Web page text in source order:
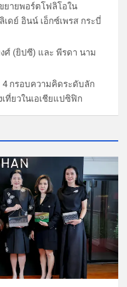
ยายพอร์ตโฟลิโอใน
ดย์ อินน์ เอ็กซ์เพรส กระบี่
ศ์ (ยิปซี) และ พีรดา นาม
4 กรอบความคิดระดับลัก
ที่ยวในเอเชียแปซิฟิก